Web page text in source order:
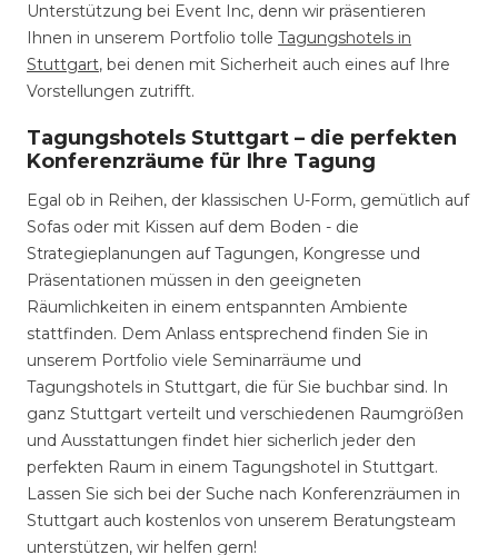
Unterstützung bei Event Inc, denn wir präsentieren
Ihnen in unserem Portfolio tolle Tagungshotels in
Stuttgart, bei denen mit Sicherheit auch eines auf Ihre
Vorstellungen zutrifft.
Tagungshotels Stuttgart – die perfekten
Konferenzräume für Ihre Tagung
Egal ob in Reihen, der klassischen U-Form, gemütlich auf
Sofas oder mit Kissen auf dem Boden - die
Strategieplanungen auf Tagungen, Kongresse und
Präsentationen müssen in den geeigneten
Räumlichkeiten in einem entspannten Ambiente
stattfinden. Dem Anlass entsprechend finden Sie in
unserem Portfolio viele Seminarräume und
Tagungshotels in Stuttgart, die für Sie buchbar sind. In
ganz Stuttgart verteilt und verschiedenen Raumgrößen
und Ausstattungen findet hier sicherlich jeder den
perfekten Raum in einem Tagungshotel in Stuttgart.
Lassen Sie sich bei der Suche nach Konferenzräumen in
Stuttgart auch kostenlos von unserem Beratungsteam
unterstützen, wir helfen gern!